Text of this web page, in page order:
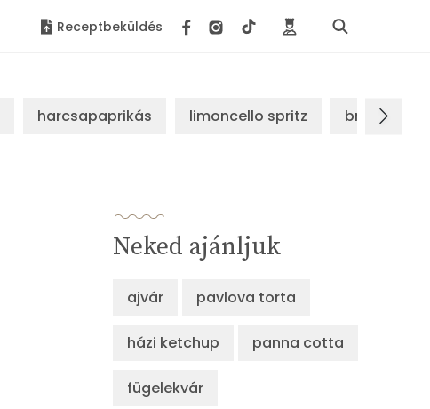
Receptbeküldés
harcsapaprikás limoncello spritz brassói
Neked ajánljuk
ajvár pavlova torta
házi ketchup panna cotta
fügelekvár